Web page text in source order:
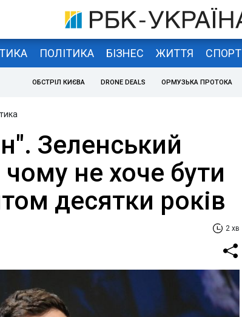
ПОЛІТИКА БІЗНЕС ЖИТТЯ СПОРТ
ОБСТРІЛ КИЄВА DRONE DEALS ОРМУЗЬКА ПРОТОКА
Зеленський
чому не хоче бути
десятки років
2 хв